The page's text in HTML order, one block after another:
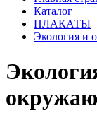
Каталог
ПЛАКАТЫ
Экология и